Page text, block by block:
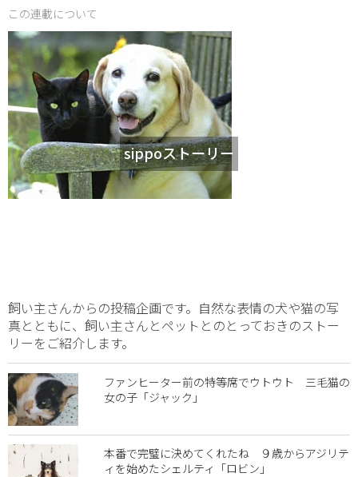
この連載について
sippoストーリー
飼い主さんからの投稿企画です。自然な表情の犬や猫の写
真とともに、飼い主さんとペットとのとっておきのストー
リーをご紹介します。
ファンヒーター前の特等席でウトウト 三毛猫の
女の子「ジャック」
本番で完璧に決めてくれたね ９歳からアジリテ
ィを始めたシェルティ「ロビン」